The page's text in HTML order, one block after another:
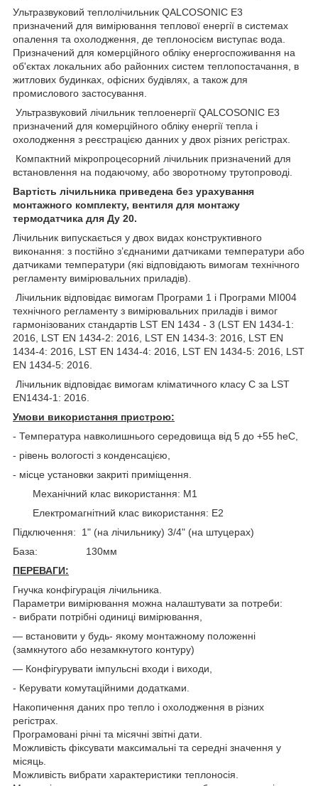
Ультразвуковий теплолічильник QALCOSONIC E3
призначений для вимірювання теплової енергії в системах
опалення та охолодження,
де теплоносієм виступає вода.
Призначений для комерційного обліку енергоспоживання на
об'єктах локальних або районних систем теплопостачання
в
житлових будинках , офісних будівлях, а також для
промислового застосування.
Ультразвуковий лічильник теплоенергії QALCOSONIC E3
призначений для комерційного обліку енергії тепла і
охолодження з реєстрацією данних у двох різних регістрах.
Компактний мікропроцесорний лічильник призначений для
встановлення на подаючому, або зворотному трутопроводі.
Вартість лічильника приведена без урахування
монтажного комплекту, вентиля для монтажу
термодатчика для Ду 20.
Лічильник випускається у двох видах конструктивного
виконання: з постійно з’єднаними датчиками температури або
датчиками температури (які відповідають вимогам технічного
регламенту вимірювальних приладів).
Лічильник відповідає вимогам Програми 1 і Програми MI004
технічного регламенту з вимірювальних приладів і вимог
гармонізованих стандартів LST EN 1434 - 3 (LST EN 1434-1:
2016, LST EN 1434-2: 2016, LST EN 1434-3: 2016, LST EN
1434-4: 2016, LST EN 1434-4: 2016, LST EN 1434-5: 2016, LST
EN 1434-5: 2016.
Лічильник відповідає вимогам кліматичного класу C за LST
EN1434-1: 2016.
Умови використання пристрою:
- Температура навколишнього середовища від 5 до +55 heC,
- рівень вологості з конденсацією,
- місце установки закриті приміщення.
Механічний клас використання: M1
Електромагнітний клас використання: E2
Підключення: 1" (на лічильнику) 3/4" (на штуцерах)
База: 130мм
ПЕРЕВАГИ:
Гнучка конфігурація лічильника.
Параметри вимірювання можна налаштувати за потреби:
- вибрати потрібні одиниці вимірювання,
— встановити у будь- якому монтажному положенні
(замкнутого або незамкнутого контуру)
— Конфігурувати імпульсні входи і виходи,
- Керувати комутаційними додатками.
Накопичення даних про тепло і охолодження в різних
регістрах.
Програмовані річні та місячні звітні дати.
Можливість фіксувати максимальні та середні значення у
місяць.
Можливість вибрати характеристики теплоносія.